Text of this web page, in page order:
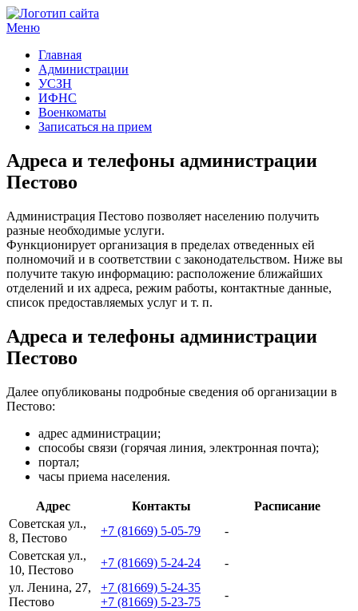
Меню
Главная
Администрации
УСЗН
ИФНС
Военкоматы
Записаться на прием
Адреса и телефоны администрации
Пестово
Администрация Пестово позволяет населению получить
разные необходимые услуги.
Функционирует организация в пределах отведенных ей
полномочий и в соответствии с законодательством. Ниже вы
получите такую информацию: расположение ближайших
отделений и их адреса, режим работы, контактные данные,
список предоставляемых услуг и т. п.
Адреса и телефоны администрации
Пестово
Далее опубликованы подробные сведения об организации в
Пестово:
адрес администрации;
способы связи (горячая линия, электронная почта);
портал;
часы приема населения.
Адрес Контакты
Расписание
Советская ул.,
8, Пестово
+7 (81669) 5-05-79
-
Советская ул.,
10, Пестово
+7 (81669) 5-24-24
-
ул. Ленина, 27,
Пестово
+7 (81669) 5-24-35
+7 (81669) 5-23-75
-